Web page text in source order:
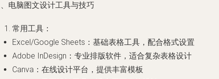
电脑图文设计工具与技巧
常用工具：
Excel/Google Sheets：基础表格工具，配合格式设置
Adobe InDesign：专业排版软件，适合复杂表格设计
Canva：在线设计平台，提供丰富模板